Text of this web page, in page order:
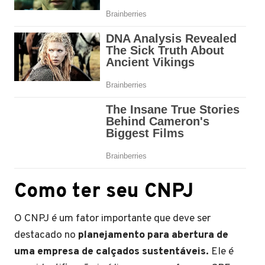
Como ter seu CNPJ
O CNPJ é um fator importante que deve ser
destacado no planejamento para abertura de
uma empresa de calçados sustentáveis. Ele é